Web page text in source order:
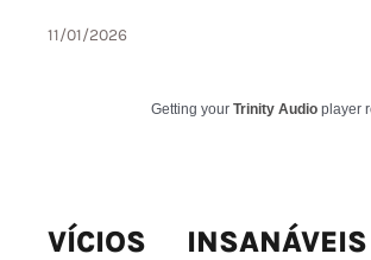
11/01/2026
Getting your Trinity Audio player
VÍCIOS